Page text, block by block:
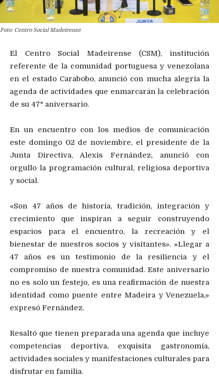
Foto: Centro Social Madeirense
El Centro Social Madeirense (CSM), institución
referente de la comunidad portuguesa y venezolana
en el estado Carabobo, anunció con mucha alegría la
agenda de actividades que enmarcarán la celebración
de su 47° aniversario.
En un encuentro con los medios de comunicación
este domingo 02 de noviembre, el presidente de la
Junta Directiva, Alexis Fernández, anunció con
orgullo la programación cultural, religiosa deportiva
y social.
«Son 47 años de historia, tradición, integración y
crecimiento que inspiran a seguir construyendo
espacios para el encuentro, la recreación y el
bienestar de nuestros socios y visitantes». ​»Llegar a
47 años es un testimonio de la resiliencia y el
compromiso de nuestra comunidad. Este aniversario
no es solo un festejo, es una reafirmación de nuestra
identidad como puente entre Madeira y Venezuela,»
expresó Fernández.
Resaltó que tienen preparada una agenda que incluye
competencias deportiva, exquisita gastronomía,
actividades sociales y manifestaciones culturales para
disfrutar en familia.